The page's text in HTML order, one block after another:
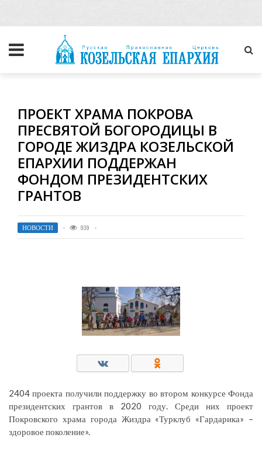
ПРОЕКТ ХРАМА ПОКРОВА
ПРЕСВЯТОЙ БОГОРОДИЦЫ В
ГОРОДЕ ЖИЗДРА КОЗЕЛЬСКОЙ
ЕПАРХИИ ПОДДЕРЖАН
ФОНДОМ ПРЕЗИДЕНТСКИХ
ГРАНТОВ
НОВОСТИ 939
2404 проекта получили поддержку во втором конкурсе Фонда
президентских грантов в 2020 году. Среди них проект
Покровского храма города Жиздра «Турклуб «Гардарика» –
здоровое поколение».